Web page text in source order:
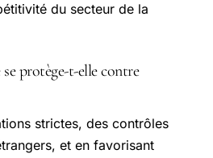
du secteur de la
protège-t-elle contre
strictes, des contrôles
et en favorisant